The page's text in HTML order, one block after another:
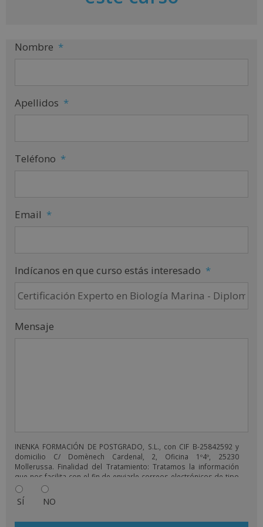
Nombre *
Apellidos *
Teléfono *
Email *
Indícanos en que curso estás interesado *
Mensaje
INENKA FORMACIÓN DE POSTGRADO, S.L., con CIF B-25842592 y
domicilio C/ Domènech Cardenal, 2, Oficina 1º4º, 25230
Mollerussa. Finalidad del Tratamiento: Tratamos la información
que nos facilita con el fin de enviarle correos electrónicos de tipo
comercial relacionado con los productos ofrecidos y otros tipo
de productos que fueran de su interés. Legitimación del
tratamiento: Consentimiento del interesado. Derechos: Puede
SÍ NO